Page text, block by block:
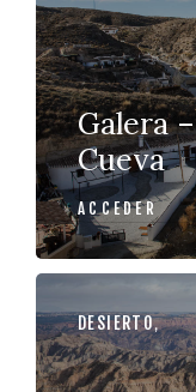
Galera
Cueva
ACCEDER
DESIERTO,